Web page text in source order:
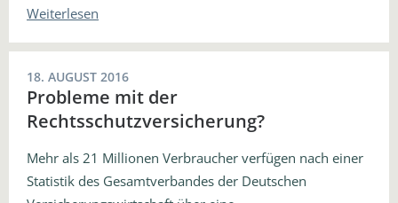
Weiterlesen
18. AUGUST 2016
Probleme mit der
Rechtsschutzversicherung?
Mehr als 21 Millionen Verbraucher verfügen nach einer
Statistik des Gesamtverbandes der Deutschen